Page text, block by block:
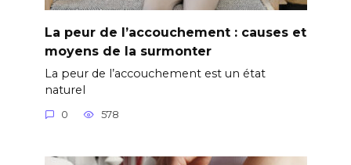
La peur de l’accouchement : causes et
moyens de la surmonter
La peur de l’accouchement est un état
naturel
0 578